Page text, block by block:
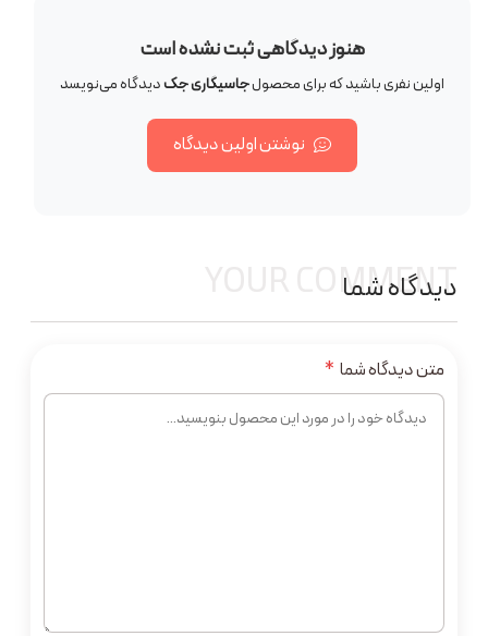
هنوز دیدگاهی ثبت نشده است
اولین نفری باشید که برای محصولجاسیگاری جکدیدگاه می‌نویسد
نوشتن اولین دیدگاه
دیدگاه شما
YOUR COMMENT
متن دیدگاه شما *